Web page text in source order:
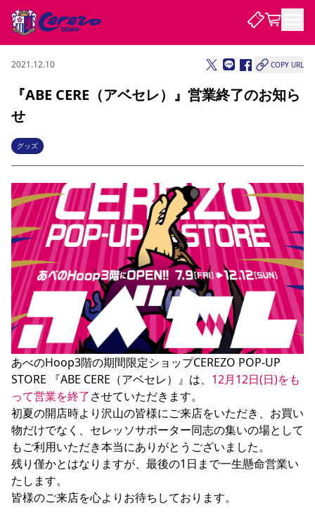
試合・チーム
試合日程 / 結果
チームについて
選手・スタッフ スケジュール メディア情報 アクセス
レディース
アカデミー ハナサカプレーヤー 歴代所属選手
観戦する
チケット
チケット情報 販売スケジュール 価格・席種 購入方法
シーズンシート
法人シーズンシート 福祉サービス
団体チケット
特定興行入場券 譲渡サービス リセールサービス
観戦ガイド
初めて観戦ガイド キッズ向けサービス グルメ
マッチデープログラム
観戦マナー&ルール ビジターサポーター観戦ガイド 公式アプリ
スタジアム
YANMAR HANASAKA STADIUM
DAZNで観戦
DAZNで観戦
アウェイツアー
アウェイツアー
よくある質問
よくある質問
クラブを知る
セレッソ大阪について
クラブ紹介 沿革 シーズン記録 求人情報
サポートする
パートナー企業募集中 セレッソ大阪VISAカード
サポートスタッフ
セレッソアイデアちょうだいな
応援商店街
Lise（ライセンスビジネス）
サステナビリティ
サステナビリティポリシー SDGsのゴール インパクトレポート
活動レポート
SPORT POSITIVE LEAGUES 取り組み実績
スポーツクラブ
スポーツクラブ
関連団体/施設
長居公園
セレッソスポーツパーク舞洲
セレッソ大阪アカデミー
子供のサッカースクール
ファンクラブ
ファンクラブ
SAKURA SOCIO SAKURA POINT Program 招待券引換方法
先行入場
まいセレチケット
会員規定 婚姻届・出生届・命名書
ニュース
ニュース
すべて チーム グッズ チケット イベント
ファンクラブ
ホームタウン
パートナー スポーツクラブ メディア 30周年
レディース
アカデミー
2021.12.10 COPY URL
『ABE CERE（アベセレ）』営業終了のお知ら
せ
グッズ
あべのHoop3階の期間限定ショップCEREZO POP-UP
STORE 『ABE CERE（アベセレ）』は、 12月12日(日)をも
って営業を終了させていただきます。
初夏の開店時より沢山の皆様にご来店をいただき、お買い
物だけでなく、セレッソサポーター同志の集いの場として
もご利用いただき本当にありがとうございました。
残り僅かとはなりますが、最後の1日まで一生懸命営業い
たします。
皆様のご来店を心よりお待ちしております。